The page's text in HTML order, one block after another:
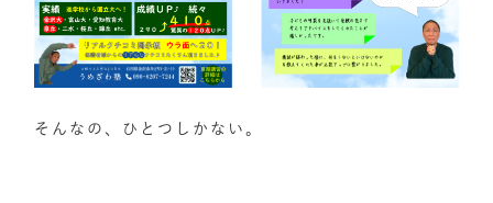
そんなの、ひとつしかない。